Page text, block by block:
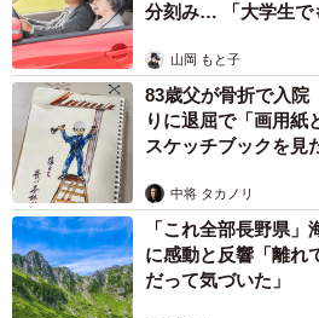
分刻み… 「大学生で
山岡 もと子
83歳父が骨折で入
りに退屈で「画用
スケッチブックを見
中将 タカノリ
「これ全部長野県
に感動と反響「離れ
だって気づいた」